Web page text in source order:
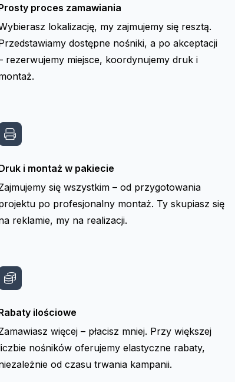
proces zamawiania
lokalizację, my zajmujemy się resztą.
dostępne nośniki, a po akceptacji
rezerwujemy miejsce, koordynujemy druk i
i montaż w pakiecie
się wszystkim – od przygotowania
po profesjonalny montaż. Ty skupiasz się
reklamie, my na realizacji.
ilościowe
więcej – płacisz mniej. Przy większej
nośników oferujemy elastyczne rabaty,
od czasu trwania kampanii.